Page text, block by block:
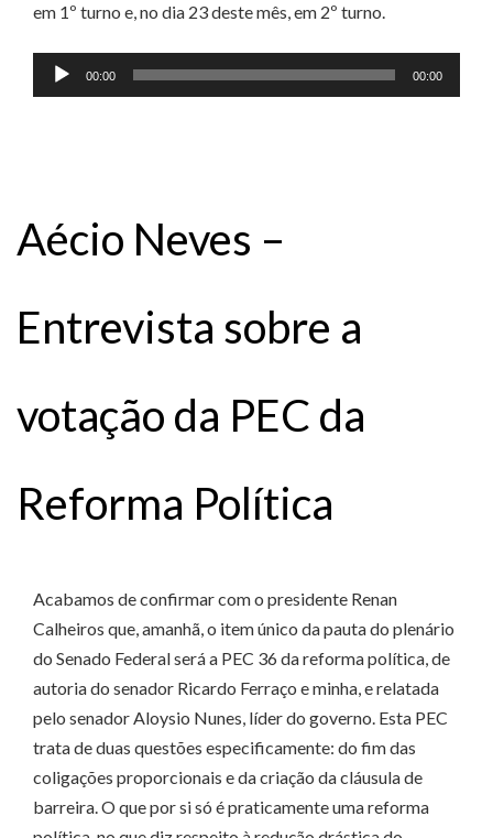
em 1º turno e, no dia 23 deste mês, em 2º turno.
Tocador
de
00:00 00:00
Aécio Neves –
Entrevista sobre a
votação da PEC da
Reforma Política
Acabamos de confirmar com o presidente Renan
Calheiros que, amanhã, o item único da pauta do plenário
do Senado Federal será a PEC 36 da reforma política, de
autoria do senador Ricardo Ferraço e minha, e relatada
pelo senador Aloysio Nunes, líder do governo. Esta PEC
trata de duas questões especificamente: do fim das
coligações proporcionais e da criação da cláusula de
barreira. O que por si só é praticamente uma reforma